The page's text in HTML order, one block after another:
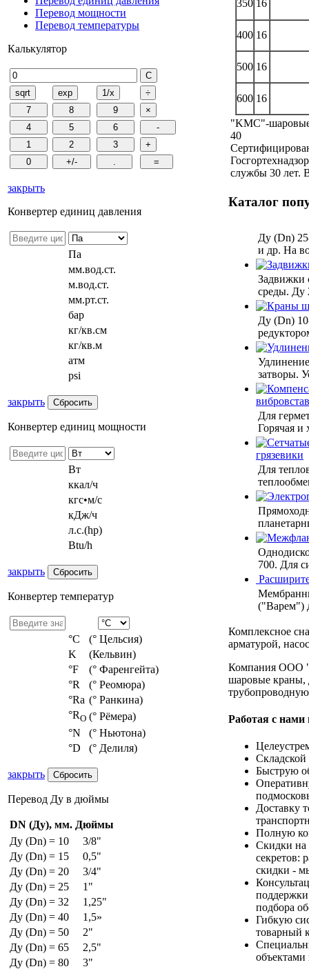
Перевод мощности
Перевод температуры
Калькулятор
закрыть
Конвертер единиц давления
Па
мм.вод.ст.
м.вод.ст.
мм.рт.ст.
бар
кг/кв.см
кг/кв.м
атм
psi
закрыть
Конвертер единиц мощности
Вт
ккал/ч
кгс•м/с
кДж/ч
л.с.(hp)
Btu/h
закрыть
Конвертер температур
°С
(° Цельсия)
K
(Кельвин)
°F
(° Фаренгейта)
°R
(° Реомюра)
°Ra (° Ранкина)
°RO (° Рёмера)
°N
(° Ньютона)
°D
(° Делиля)
закрыть
Перевод Ду в дюймы
DN (Ду), мм. Дюймы
Ду (Dn) = 10
3/8"
Ду (Dn) = 15
0,5"
Ду (Dn) = 20
3/4"
Ду (Dn) = 25
1"
Ду (Dn) = 32
1,25"
Ду (Dn) = 40
1,5»
Ду (Dn) = 50
2"
Ду (Dn) = 65
2,5"
Ду (Dn) = 80
3"
350 16
400 16
500 16
600 16
"KMC"-
40
службы 30 лет.
Каталог
Ду (Dn)
и др. На
Задвижки
среды. Ду
Ду (Dn)
затворы.
Для
Горячая и
грязевики
Для
700. Для
("Варем")
Комплексное
арматурой,
Компания ООО
шаровые краны,
Работая с нами
Быструю
Доставку
Полную
Скидки на
секретов:
скидки -
подбора
Гибкую
товарный
объектами